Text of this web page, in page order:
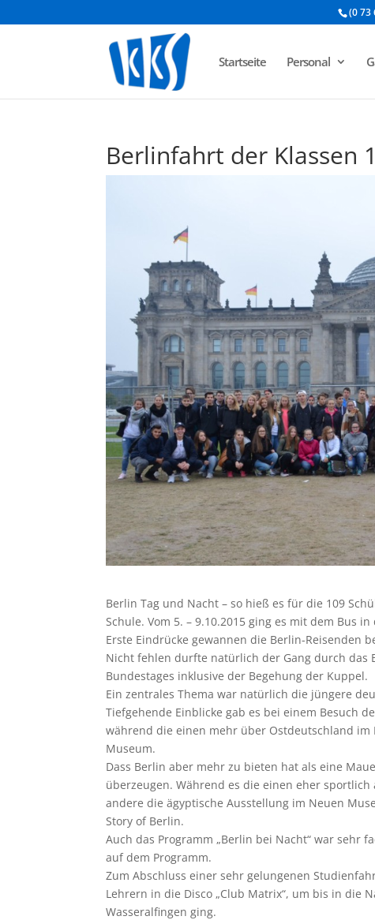
(0 73
Startseite Personal
Berlinfahrt der Klassen
Berlin Tag und Nacht – so hieß es für die 109
Schule. Vom 5. – 9.10.2015 ging es mit dem Bus
Erste Eindrücke gewannen die Berlin-Reisenden
Nicht fehlen durfte natürlich der Gang durch das
Bundestages inklusive der Begehung der Kuppel.
Ein zentrales Thema war natürlich die jüngere
Tiefgehende Einblicke gab es bei einem Besuch
während die einen mehr über Ostdeutschland
Museum.
Dass Berlin aber mehr zu bieten hat als eine
überzeugen. Während es die einen eher
andere die ägyptische Ausstellung im Neuen
Story of Berlin.
Auch das Programm „Berlin bei Nacht“ war sehr
auf dem Programm.
Zum Abschluss einer sehr gelungenen
Lehrern in die Disco „Club Matrix“, um bis in die
Wasseralfingen ging.